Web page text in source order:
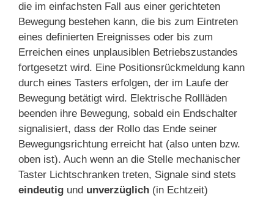
die im einfachsten Fall aus einer gerichteten
Bewegung bestehen kann, die bis zum Eintreten
eines definierten Ereignisses oder bis zum
Erreichen eines unplausiblen Betriebszustandes
fortgesetzt wird. Eine Positionsrückmeldung kann
durch eines Tasters erfolgen, der im Laufe der
Bewegung betätigt wird. Elektrische Rollläden
beenden ihre Bewegung, sobald ein Endschalter
signalisiert, dass der Rollo das Ende seiner
Bewegungsrichtung erreicht hat (also unten bzw.
oben ist). Auch wenn an die Stelle mechanischer
Taster Lichtschranken treten, Signale sind stets
eindeutig und unverzüglich (in Echtzeit)